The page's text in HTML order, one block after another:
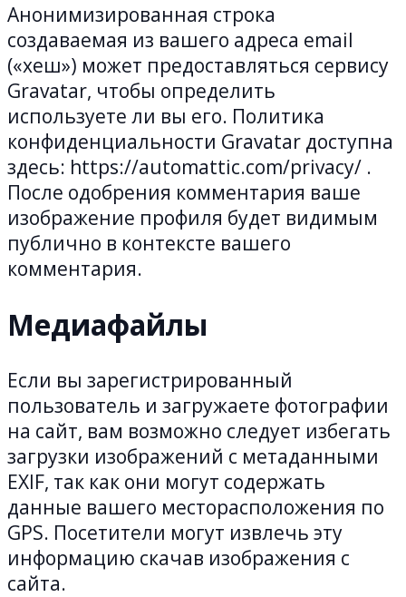
Анонимизированная строка
создаваемая из вашего адреса email
(«хеш») может предоставляться сервису
Gravatar, чтобы определить
используете ли вы его. Политика
конфиденциальности Gravatar доступна
здесь: https://automattic.com/privacy/ .
После одобрения комментария ваше
изображение профиля будет видимым
публично в контексте вашего
комментария.
Медиафайлы
Если вы зарегистрированный
пользователь и загружаете фотографии
на сайт, вам возможно следует избегать
загрузки изображений с метаданными
EXIF, так как они могут содержать
данные вашего месторасположения по
GPS. Посетители могут извлечь эту
информацию скачав изображения с
сайта.